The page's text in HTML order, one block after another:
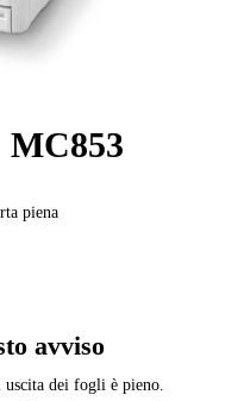
piena
avviso
dei fogli è pieno.